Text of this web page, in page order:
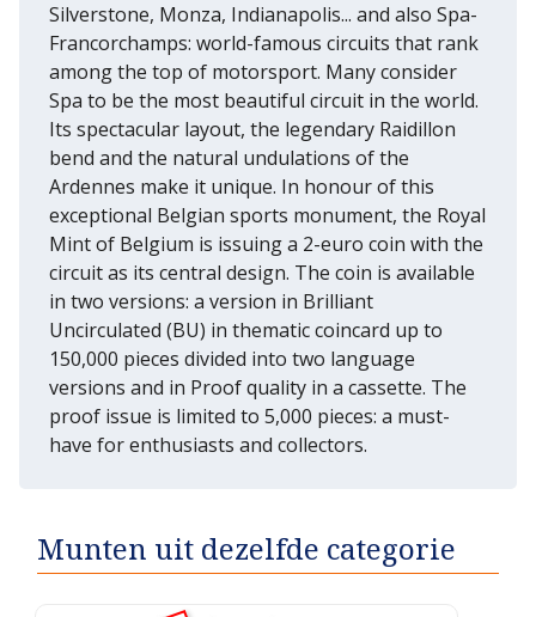
Silverstone, Monza, Indianapolis... and also Spa-
Francorchamps: world-famous circuits that rank
among the top of motorsport. Many consider
Spa to be the most beautiful circuit in the world.
Its spectacular layout, the legendary Raidillon
bend and the natural undulations of the
Ardennes make it unique. In honour of this
exceptional Belgian sports monument, the Royal
Mint of Belgium is issuing a 2-euro coin with the
circuit as its central design. The coin is available
in two versions: a version in Brilliant
Uncirculated (BU) in thematic coincard up to
150,000 pieces divided into two language
versions and in Proof quality in a cassette. The
proof issue is limited to 5,000 pieces: a must-
have for enthusiasts and collectors.
Munten uit dezelfde categorie